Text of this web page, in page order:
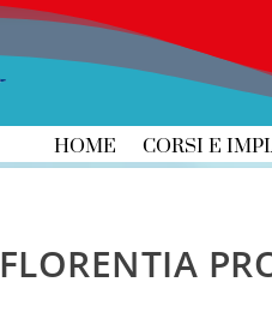
HOME CORSI E
FLORENTIA